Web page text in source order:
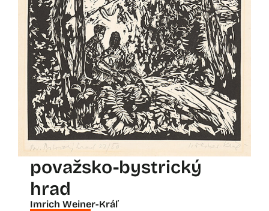
považsko-bystrický
hrad
Imrich Weiner-Kráľ